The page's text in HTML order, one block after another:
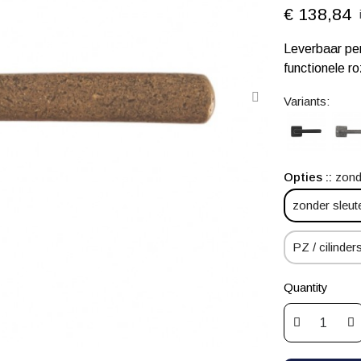
€ 138,84
Leverbaar
functionele
Variants:
Opties :
zonder
PZ /
Quantity